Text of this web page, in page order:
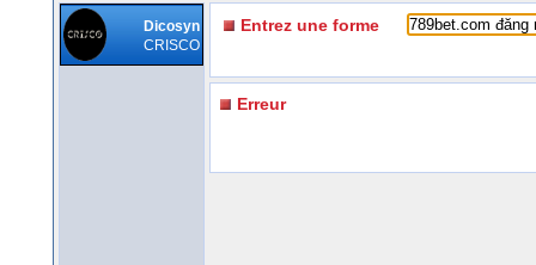
Dicosyn
CRISCO
Entrez une forme
Erreur